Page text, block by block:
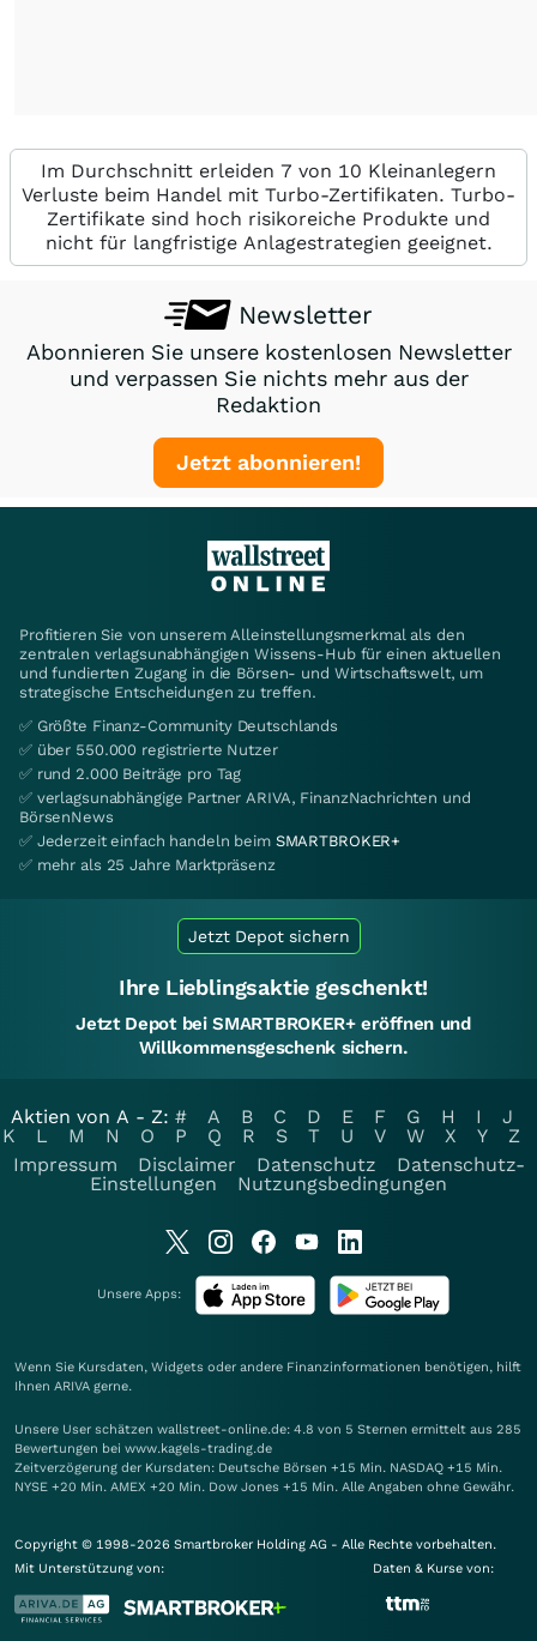
Im Durchschnitt erleiden 7 von 10 Kleinanlegern
Verluste beim Handel mit Turbo-Zertifikaten. Turbo-
Zertifikate sind hoch risikoreiche Produkte und
nicht für langfristige Anlagestrategien geeignet.
Newsletter
Abonnieren Sie unsere kostenlosen Newsletter
und verpassen Sie nichts mehr aus der
Redaktion
Jetzt abonnieren!
Profitieren Sie von unserem Alleinstellungsmerkmal als den
zentralen verlagsunabhängigen Wissens-Hub für einen aktuellen
und fundierten Zugang in die Börsen- und Wirtschaftswelt, um
strategische Entscheidungen zu treffen.
✅ Größte Finanz-Community Deutschlands
✅ über 550.000 registrierte Nutzer
✅ rund 2.000 Beiträge pro Tag
✅ verlagsunabhängige Partner ARIVA, FinanzNachrichten und
BörsenNews
✅ Jederzeit einfach handeln beim SMARTBROKER+
✅ mehr als 25 Jahre Marktpräsenz
Jetzt Depot sichern
Ihre Lieblingsaktie geschenkt!
Jetzt Depot bei SMARTBROKER+ eröffnen und
Willkommensgeschenk sichern.
Aktien von A - Z: # A B C D E F G H I
J
K
L M N O P Q R S T U V W X Y
Z
Impressum
Disclaimer Datenschutz
Datenschutz-
Einstellungen
Nutzungsbedingungen
Unsere Apps:
Wenn Sie Kursdaten, Widgets oder andere Finanzinformationen benötigen, hilft
Ihnen ARIVA gerne.
Unsere User schätzen wallstreet-online.de: 4.8 von 5 Sternen ermittelt aus 285
Bewertungen bei www.kagels-trading.de
Zeitverzögerung der Kursdaten: Deutsche Börsen +15 Min. NASDAQ +15 Min.
NYSE +20 Min. AMEX +20 Min. Dow Jones +15 Min. Alle Angaben ohne Gewähr.
Copyright © 1998-2026 Smartbroker Holding AG - Alle Rechte vorbehalten.
Mit Unterstützung von:
Daten & Kurse von: